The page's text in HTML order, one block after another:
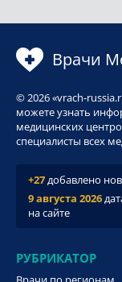
Врачи
© 2026 «vrach-
можете узнать
медицинских
специалисты всех
+27добавлено
9 августа 2026
на сайте
РУБРИКАТОР